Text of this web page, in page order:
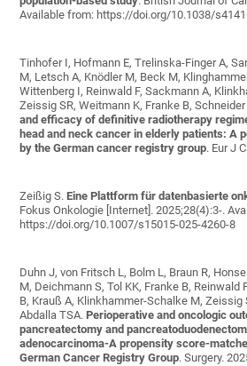
Available from: https://doi.org/10.1038/
Tinhofer I, Hofmann E, Trelinska-Finger A,
M, Letsch A, Knödler M, Beck M,
Wittenberg I, Reinwald F, Sackmann A,
Zeissig SR, Weitmann K, Franke B, Schneider
and efficacy of definitive radiotherapy
head and neck cancer in elderly patients: A
by the German cancer registry group. Eur J
Zeißig S.Eine Plattform für datenbasierte
Fokus Onkologie [Internet]. 2025;28(4):3-.
https://doi.org/10.1007/s15015-025-4260-8
Duhn J, von Fritsch L, Bolm L, Braun R,
M, Deichmann S, Tol KK, Franke B, Reinwald
B, Krauß A, Klinkhammer-Schalke M, Zeissig
Abdalla TSA.Perioperative and oncologic
pancreatectomy and
adenocarcinoma-A propensity score-
German Cancer Registry Group. Surgery.